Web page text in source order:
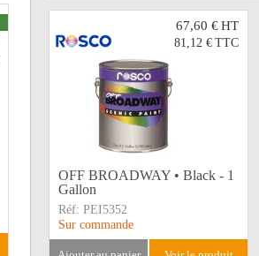
67,60 €HT
81,12 € TTC
OFF BROADWAY • Black - 1
Gallon
Réf: PEI5352
Sur commande